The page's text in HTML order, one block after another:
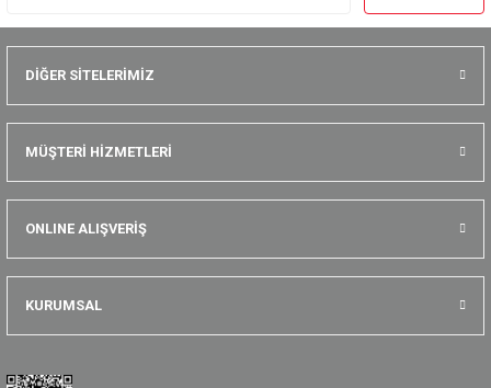
DİĞER SİTELERİMİZ
MÜŞTERİ HİZMETLERİ
ONLINE ALIŞVERİŞ
KURUMSAL